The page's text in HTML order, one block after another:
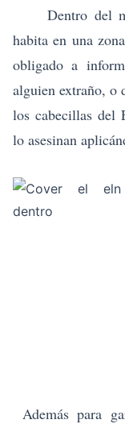
Dentro del
habita en una
obligado a
alguien extraño, o
los cabecillas del
lo asesinan
Además para